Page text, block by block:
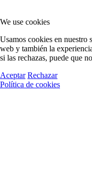
We use cookies
Usamos cookies en nuestro
web y también la
si las rechazas, puede que
Aceptar Rechazar
Política de cookies